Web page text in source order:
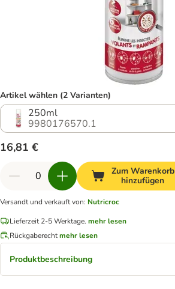
Artikel wählen (2 Varianten)
250ml
9980176570.1
16,81 €
Zum Warenkorb
hinzufügen
Versandt und verkauft von: Nutricroc
Lieferzeit 2-5 Werktage. mehr lesen
Rückgaberechtmehr lesen
Produktbeschreibung